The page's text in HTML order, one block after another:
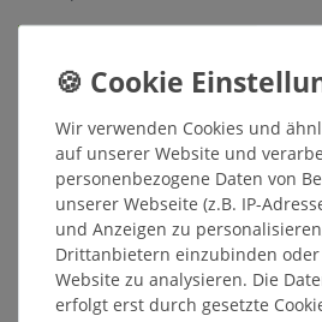
In den
Wunschliste
* inkl. ges. MwSt. zzgl. Versandkosten
Wir verwenden Cookies und
auf unserer Website und
personenbezogene Daten von
unserer Webseite (z.B. IP-
und Anzeigen zu
Drittanbietern einzubinden
Website zu analysieren. Die
erfolgt erst durch gesetzte